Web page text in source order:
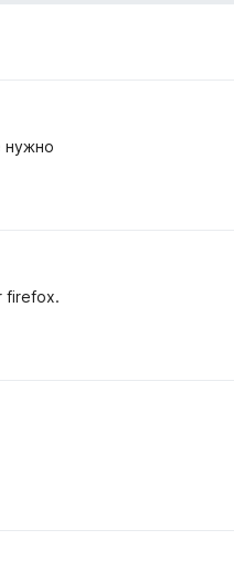
нужно
firefox.